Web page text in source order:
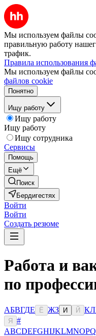
Мы используем файлы
правильную работу
трафик.
Правила использования
Мы используем файлы
файлов cookie
Понятно
Ищу работу
Ищу работу
Ищу работу
Ищу сотрудника
Сервисы
Помощь
Ещё
Поиск
Бердигестях
Войти
Войти
Создать резюме
Работа и
по
АБВГДЕ Ё ЖЗ И Й КЛ
Я
#
ABCDEFGHIJKLMNOPQ